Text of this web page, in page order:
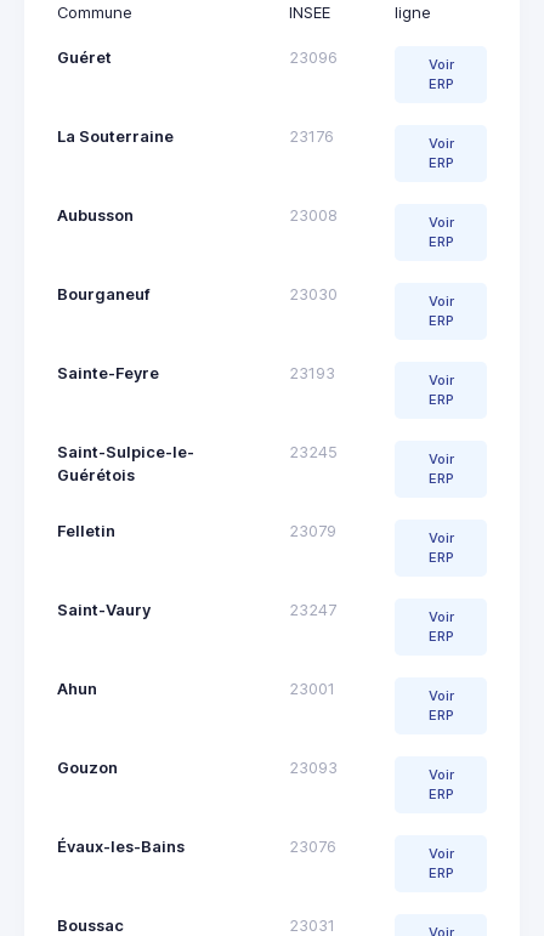
Commune
INSEE
ligne
Guéret 23096
Voir
ERP
La Souterraine 23176
Voir
ERP
Aubusson 23008
Voir
ERP
Bourganeuf 23030
Voir
ERP
Sainte-Feyre 23193
Voir
ERP
Saint-Sulpice-le-
Guérétois
23245
Voir
ERP
Felletin 23079
Voir
ERP
Saint-Vaury 23247
Voir
ERP
Ahun 23001
Voir
ERP
Gouzon 23093
Voir
ERP
Évaux-les-Bains 23076
Voir
ERP
Boussac 23031 Voir